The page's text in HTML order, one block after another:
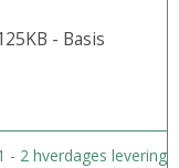
- Basis
- 2 hverdages levering